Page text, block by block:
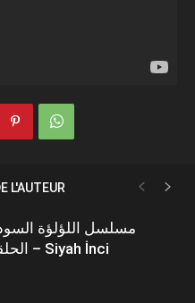
L'AUTEUR
الحلقة 12 الخامسة – Siyah İnci